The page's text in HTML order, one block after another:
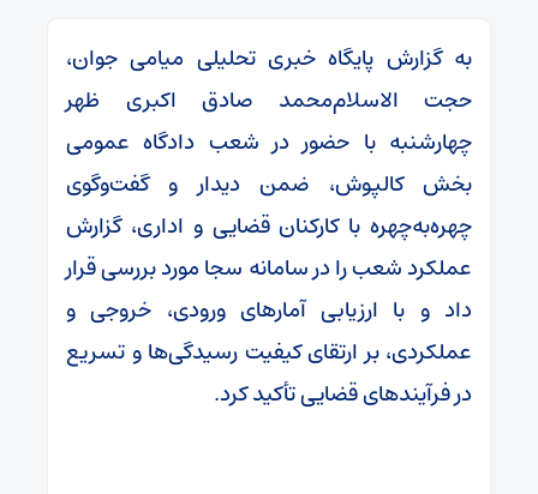
به گزارش پایگاه خبری تحلیلی میامی جوان،
حجت الاسلام‌محمد صادق اکبری ظهر
چهارشنبه با حضور در شعب دادگاه عمومی
بخش کالپوش، ضمن دیدار و گفت‌وگوی
چهره‌به‌چهره با کارکنان قضایی و اداری، گزارش
عملکرد شعب را در سامانه سجا مورد بررسی قرار
داد و با ارزیابی آمارهای ورودی، خروجی و
عملکردی، بر ارتقای کیفیت رسیدگی‌ها و تسریع
در فرآیندهای قضایی تأکید کرد.